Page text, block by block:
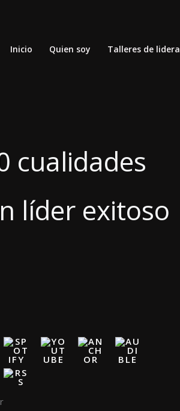
Inicio Quien soy Talleres de
cualidades
líder exitoso